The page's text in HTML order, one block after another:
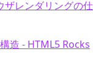
レンダリングの
造 - HTML5 Rocks